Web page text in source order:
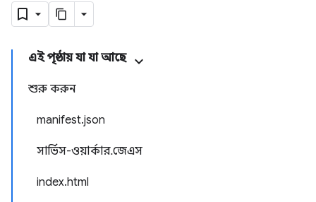
এই পৃষ্ঠায় যা যা আছে
শুরু করুন
manifest.json
সার্ভিস-ওয়ার্কার.জেএস
index.html